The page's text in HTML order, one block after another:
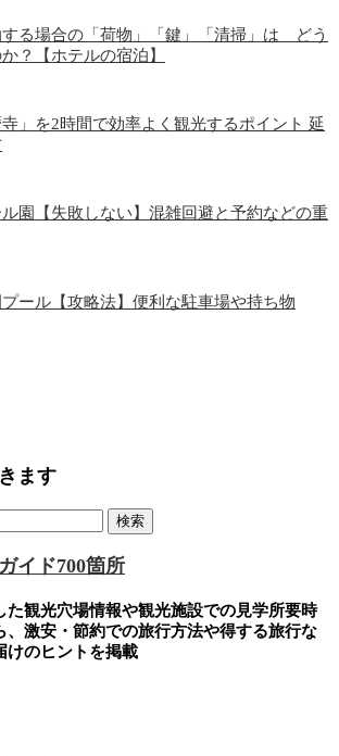
る場合の「荷物」「鍵」「清掃」は どう
？【ホテルの宿泊】
」を2時間で効率よく観光するポイント 延
園【失敗しない】混雑回避と予約などの重
ール【攻略法】便利な駐車場や持ち物
ます
イド700箇所
た観光穴場情報や観光施設での見学所要時
、激安・節約での旅行方法や得する旅行な
けのヒントを掲載